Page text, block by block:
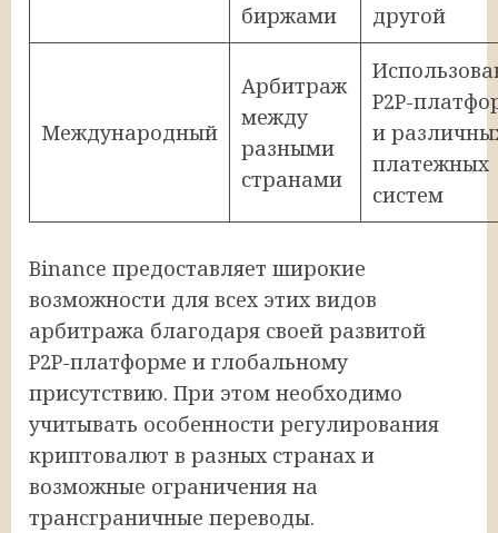
биржами
другой
Международный
Арбитраж
между
разными
странами
P2P-
и
платежных
систем
Binance предоставляет широкие
возможности для всех этих видов
арбитража благодаря своей развитой
P2P-платформе и глобальному
присутствию. При этом необходимо
учитывать особенности регулирования
криптовалют в разных странах и
возможные ограничения на
трансграничные переводы.